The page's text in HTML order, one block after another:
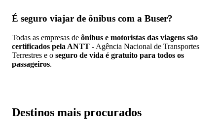
É seguro viajar de ônibus com a Buser?
Todas as empresas de ônibus e motoristas das viagens são
certificados pela ANTT - Agência Nacional de Transportes
Terrestres e o seguro de vida é gratuito para todos os
passageiros.
Destinos mais procurados